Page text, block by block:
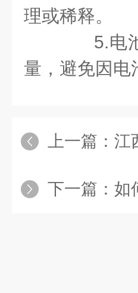
理或稀释。
5.电池
量，避免因电
上一篇： 江
下一篇： 如